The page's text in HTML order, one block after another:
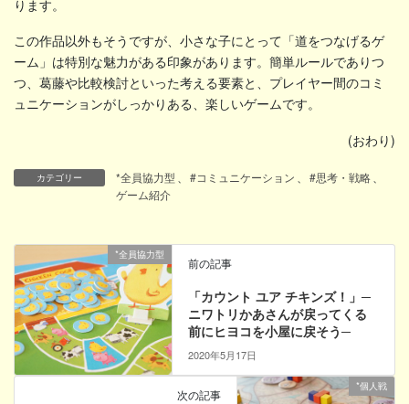
ります。
この作品以外もそうですが、小さな子にとって「道をつなげるゲ
ーム」は特別な魅力がある印象があります。簡単ルールでありつ
つ、葛藤や比較検討といった考える要素と、プレイヤー間のコミ
ュニケーションがしっかりある、楽しいゲームです。
(おわり)
カテゴリー *全員協力型 #コミュニケーション #思考・戦略
ゲーム紹介
*全員協力型
前の記事
「カウント ユア チキンズ！」─
ニワトリかあさんが戻ってくる
前にヒヨコを小屋に戻そう─
2020年5月17日
*個人戦
次の記事